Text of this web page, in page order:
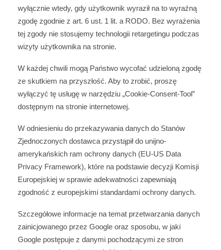
wyłącznie wtedy, gdy użytkownik wyraził na to wyraźną
zgodę zgodnie z art. 6 ust. 1 lit. a RODO. Bez wyrażenia
tej zgody nie stosujemy technologii retargetingu podczas
wizyty użytkownika na stronie.
W każdej chwili mogą Państwo wycofać udzieloną zgodę
ze skutkiem na przyszłość. Aby to zrobić, proszę
wyłączyć tę usługę w narzędziu „Cookie-Consent-Tool”
dostępnym na stronie internetowej.
W odniesieniu do przekazywania danych do Stanów
Zjednoczonych dostawca przystąpił do unijno-
amerykańskich ram ochrony danych (EU-US Data
Privacy Framework), które na podstawie decyzji Komisji
Europejskiej w sprawie adekwatności zapewniają
zgodność z europejskimi standardami ochrony danych.
Szczegółowe informacje na temat przetwarzania danych
zainicjowanego przez Google oraz sposobu, w jaki
Google postępuje z danymi pochodzącymi ze stron